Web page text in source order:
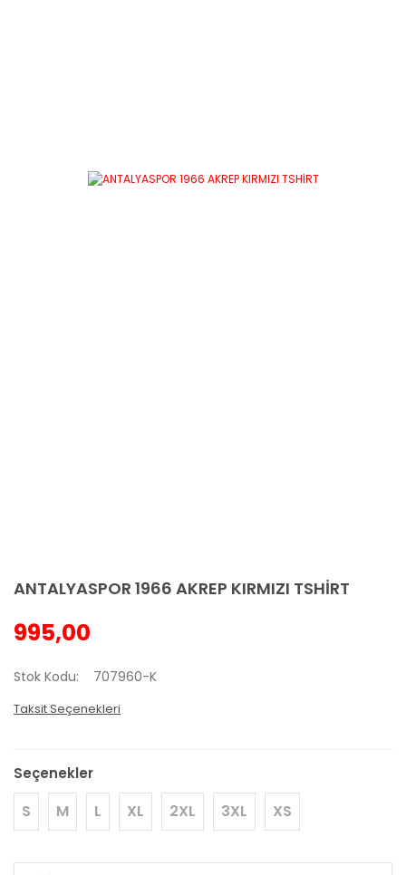
ANTALYASPOR 1966 AKREP KIRMIZI TSHİRT
995,00
Stok Kodu 707960-K
Taksit Seçenekleri
Seçenekler
S M L XL 2XL 3XL XS